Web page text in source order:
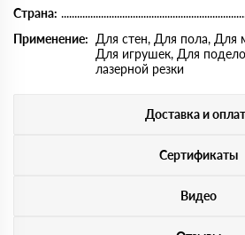
Страна:
Применение: Для стен, Для пола, Для
Для игрушек, Для
лазерной резки
Доставка и
Сертификаты
Видео